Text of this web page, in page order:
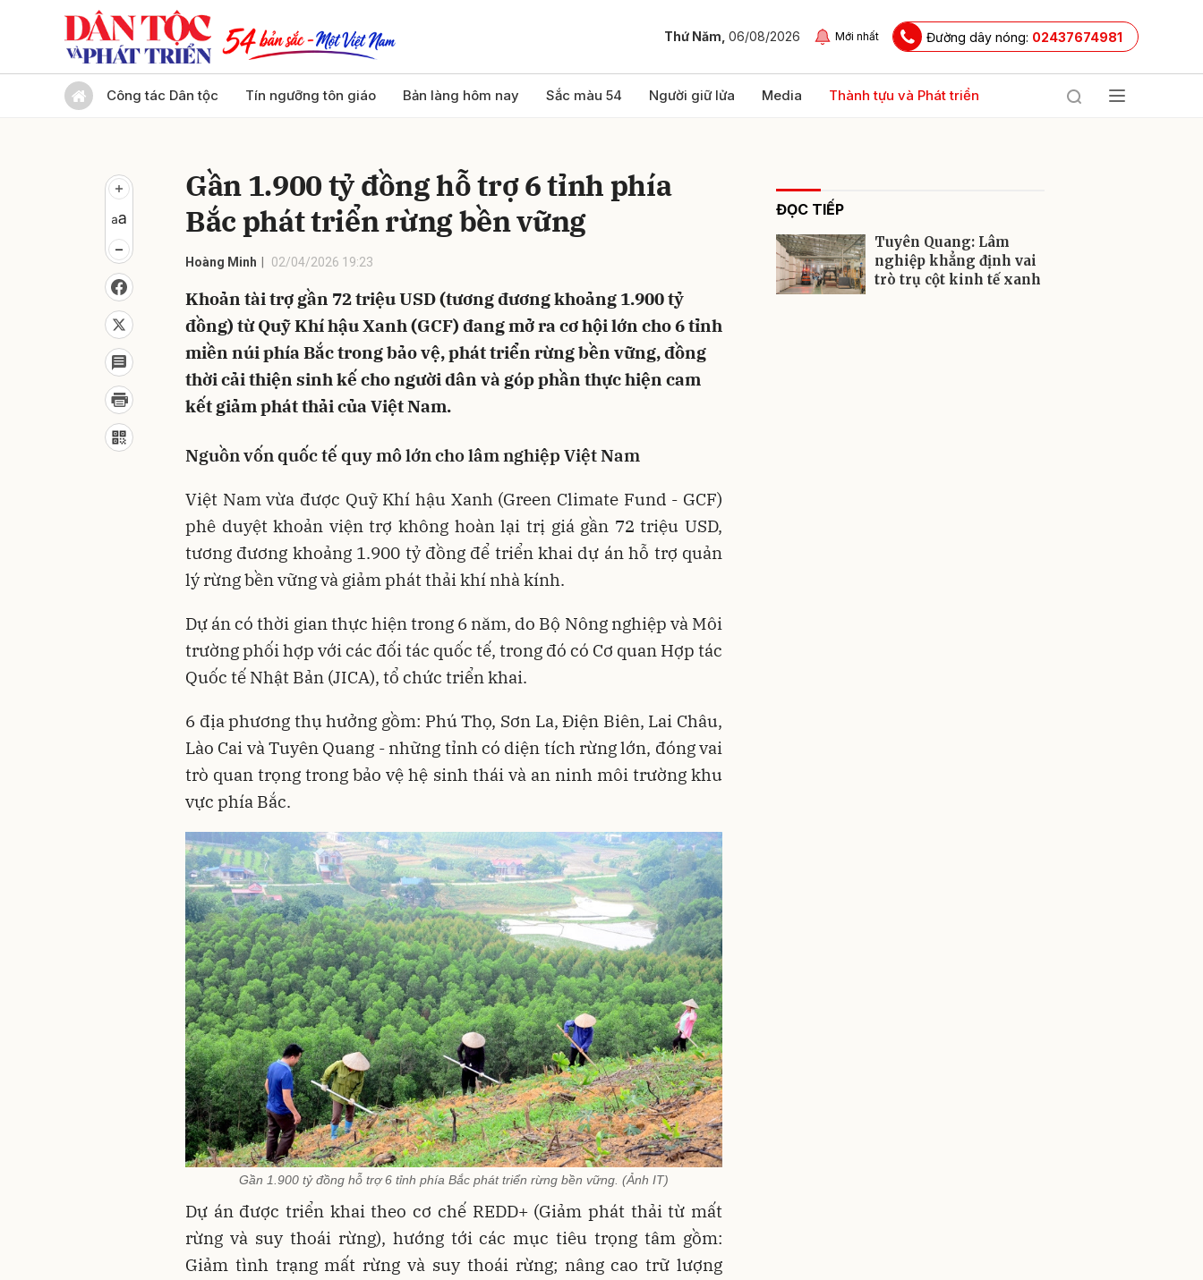
Thứ Năm, 06/08/2026 Mới nhất Đường dây nóng: 02437674981
Công tác Dân tộc Tín ngưỡng tôn giáo Bản làng hôm nay Sắc màu 54 Người giữ lửa Media Thành tựu và Phát triển
Gần 1.900 tỷ đồng hỗ trợ 6 tỉnh phía
Bắc phát triển rừng bền vững
Hoàng Minh 02/04/2026 19:23
Khoản tài trợ gần 72 triệu USD (tương đương khoảng 1.900 tỷ
đồng) từ Quỹ Khí hậu Xanh (GCF) đang mở ra cơ hội lớn cho 6 tỉnh
miền núi phía Bắc trong bảo vệ, phát triển rừng bền vững, đồng
thời cải thiện sinh kế cho người dân và góp phần thực hiện cam
kết giảm phát thải của Việt Nam.
Nguồn vốn quốc tế quy mô lớn cho lâm nghiệp Việt Nam
Việt Nam vừa được Quỹ Khí hậu Xanh (Green Climate Fund - GCF)
phê duyệt khoản viện trợ không hoàn lại trị giá gần 72 triệu USD,
tương đương khoảng 1.900 tỷ đồng để triển khai dự án hỗ trợ quản
lý rừng bền vững và giảm phát thải khí nhà kính.
Dự án có thời gian thực hiện trong 6 năm, do Bộ Nông nghiệp và Môi
trường phối hợp với các đối tác quốc tế, trong đó có Cơ quan Hợp tác
Quốc tế Nhật Bản (JICA), tổ chức triển khai.
6 địa phương thụ hưởng gồm: Phú Thọ, Sơn La, Điện Biên, Lai Châu,
Lào Cai và Tuyên Quang - những tỉnh có diện tích rừng lớn, đóng vai
trò quan trọng trong bảo vệ hệ sinh thái và an ninh môi trường khu
vực phía Bắc.
Gần 1.900 tỷ đồng hỗ trợ 6 tỉnh phía Bắc phát triển rừng bền vững. (Ảnh IT)
Dự án được triển khai theo cơ chế REDD+ (Giảm phát thải từ mất
rừng và suy thoái rừng), hướng tới các mục tiêu trọng tâm gồm:
Giảm tình trạng mất rừng và suy thoái rừng; nâng cao trữ lượng
ĐỌC TIẾP
Tuyên Quang: Lâm
nghiệp khẳng định vai
trò trụ cột kinh tế xanh
Gửi bình luận
Gửi